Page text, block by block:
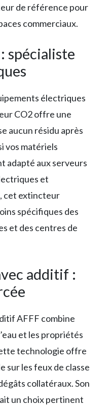
de référence pour
commerciaux.
: spécialiste
électriques
CO2 offre une
aucun résidu après
vos matériels
adapté aux serveurs
et
cet extincteur
spécifiques des
et des centres de
additif :
AFFF combine
et les propriétés
technologie offre
sur les feux de classe
collatéraux. Son
un choix pertinent